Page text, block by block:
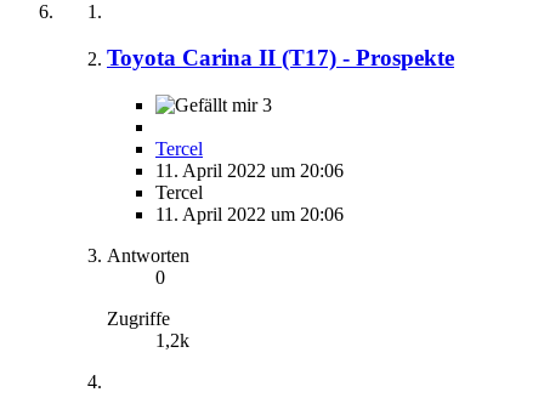
Toyota Carina II (T17) - Prospekte
3
Tercel
11. April 2022 um 20:06
Tercel
11. April 2022 um 20:06
Antworten
0
Zugriffe
1,2k